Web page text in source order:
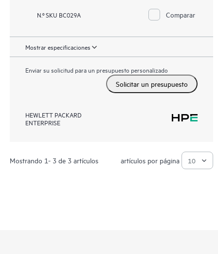
N.º SKU BC029A Comparar
Mostrar especificaciones
Enviar su solicitud para un presupuesto personalizado
Solicitar un presupuesto
HEWLETT PACKARD
ENTERPRISE
Mostrando 1- 3 de 3 artículos artículos por página